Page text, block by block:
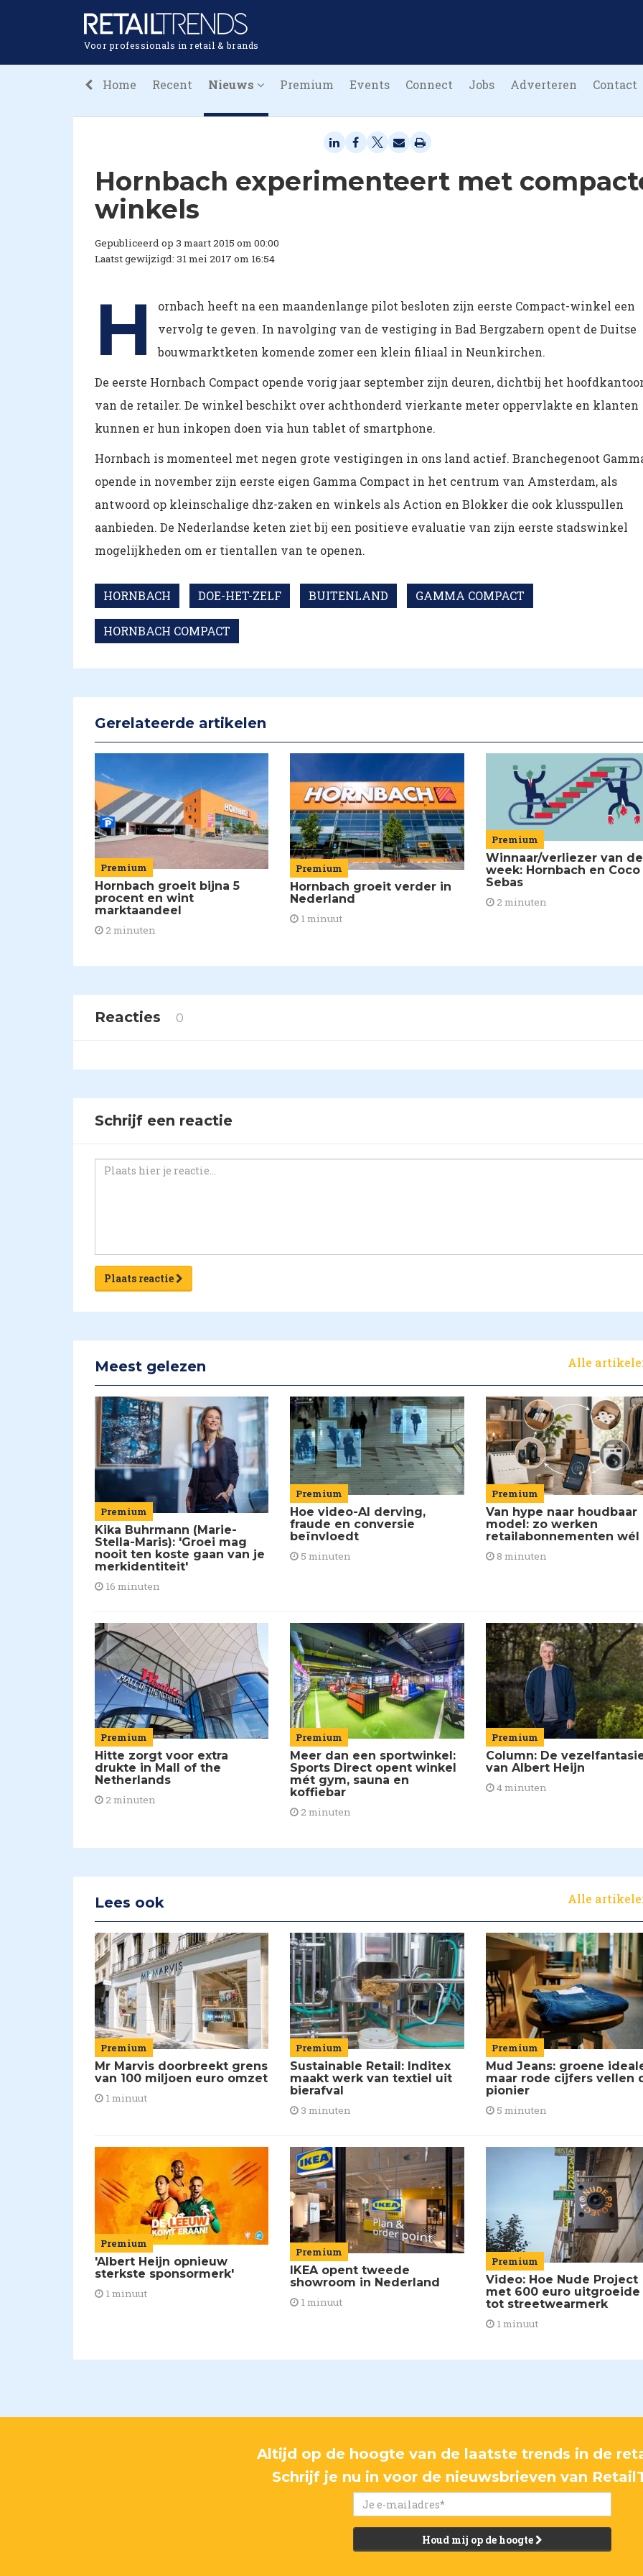
Voor professionals in retail & brands
Home Recent Nieuws Premium Events Connect Jobs Adverteren Contact
Hornbach experimenteert met
winkels
Gepubliceerd op 3 maart 2015 om 00:00
Laatst gewijzigd: 31 mei 2017 om 16:54
H
ornbach heeft na een maandenlange pilot besloten zijn eerste Compact-winkel een
vervolg te geven. In navolging van de vestiging in Bad Bergzabern opent de Duitse
bouwmarktketen komende zomer een klein filiaal in Neunkirchen.
De eerste Hornbach Compact opende vorig jaar september zijn deuren, dichtbij het
van de retailer. De winkel beschikt over achthonderd vierkante meter oppervlakte en klanten
kunnen er hun inkopen doen via hun tablet of smartphone.
Hornbach is momenteel met negen grote vestigingen in ons land actief. Branchegenoot
opende in november zijn eerste eigen Gamma Compact in het centrum van Amsterdam, als
antwoord op kleinschalige dhz-zaken en winkels als Action en Blokker die ook klusspullen
aanbieden. De Nederlandse keten ziet bij een positieve evaluatie van zijn eerste stadswinkel
mogelijkheden om er tientallen van te openen.
HORNBACH DOE-HET-ZELF BUITENLAND GAMMA COMPACT
HORNBACH COMPACT
Gerelateerde artikelen
Premium
Hornbach groeit bijna 5
procent en wint
marktaandeel
2 minuten
Premium
Hornbach groeit verder in
Nederland
1 minuut
Premium
Winnaar/verliezer van de
week: Hornbach en Coco
Sebas
2 minuten
Reacties 0
Schrijf een reactie
Plaats reactie
Meest gelezen Alle
Premium
Kika Buhrmann (Marie-
Stella-Maris): 'Groei mag
nooit ten koste gaan van je
merkidentiteit'
16 minuten
Premium
Hoe video-AI derving,
fraude en conversie
beïnvloedt
5 minuten
Premium
Van hype naar houdbaar
model: zo werken
retailabonnementen wél
8 minuten
Premium
Hitte zorgt voor extra
drukte in Mall of the
Netherlands
2 minuten
Premium
Meer dan een sportwinkel:
Sports Direct opent winkel
mét gym, sauna en
koffiebar
2 minuten
Premium
Column: De
van Albert Heijn
4 minuten
Lees ook Alle
Premium
Mr Marvis doorbreekt grens
van 100 miljoen euro omzet
1 minuut
Premium
Sustainable Retail: Inditex
maakt werk van textiel uit
bierafval
3 minuten
Premium
Mud Jeans: groene
maar rode cijfers vellen
pionier
5 minuten
Premium
'Albert Heijn opnieuw
sterkste sponsormerk'
1 minuut
Premium
IKEA opent tweede
showroom in Nederland
1 minuut
Premium
Video: Hoe Nude Project
met 600 euro uitgroeide
tot streetwearmerk
1 minuut
Altijd op de hoogte van de laatste trends in de
Schrijf je nu in voor de nieuwsbrieven van
Houd mij op de hoogte